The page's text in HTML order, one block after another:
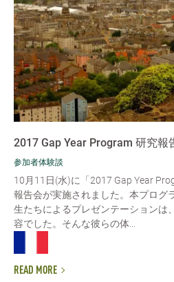
2017 Gap Year Program 研究報
参加者体験談
10月11日(水)に「2017 Gap Year
報告会が実施されました。本プログ
生たちによるプレゼンテーションは
容でした。そんな彼らの体...
READ MORE